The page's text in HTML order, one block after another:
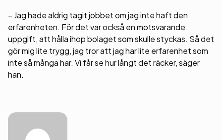
– Jag hade aldrig tagit jobbet om jag inte haft den
erfarenheten. För det var också en motsvarande
uppgift, att hålla ihop bolaget som skulle styckas. Så det
gör mig lite trygg, jag tror att jag har lite erfarenhet som
inte så många har. Vi får se hur långt det räcker, säger
han.